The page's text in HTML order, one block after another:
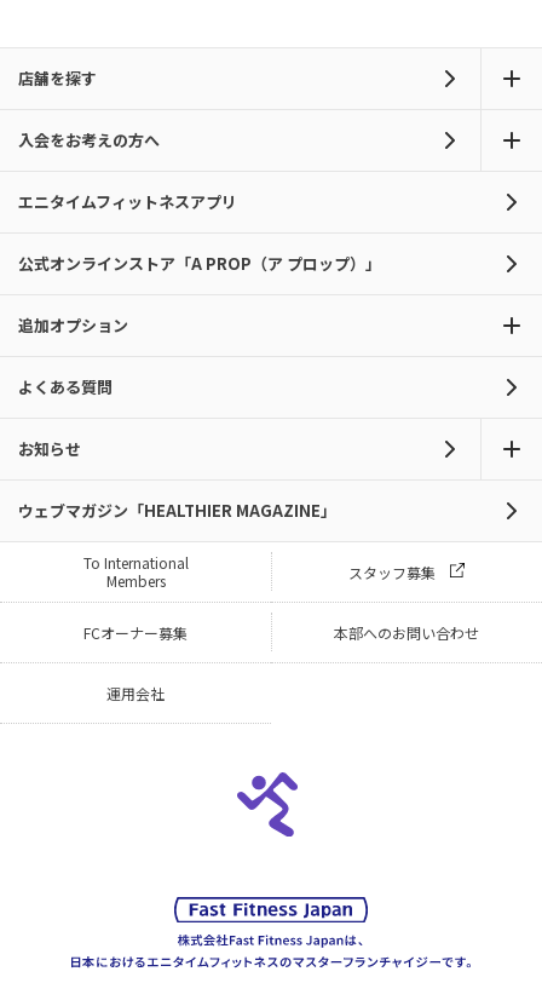
店舗を探す
入会をお考えの方へ
エニタイムフィットネスアプリ
公式オンラインストア「A PROP（ア プロップ）」
追加オプション
よくある質問
お知らせ
ウェブマガジン「HEALTHIER MAGAZINE」
To International
Members
スタッフ募集
FCオーナー募集 本部へのお問い合わせ
運用会社